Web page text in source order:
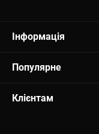
Інформація
Популярне
Клієнтам